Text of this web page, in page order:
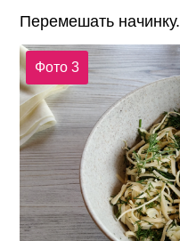
Перемешать начинку.
Фото 3